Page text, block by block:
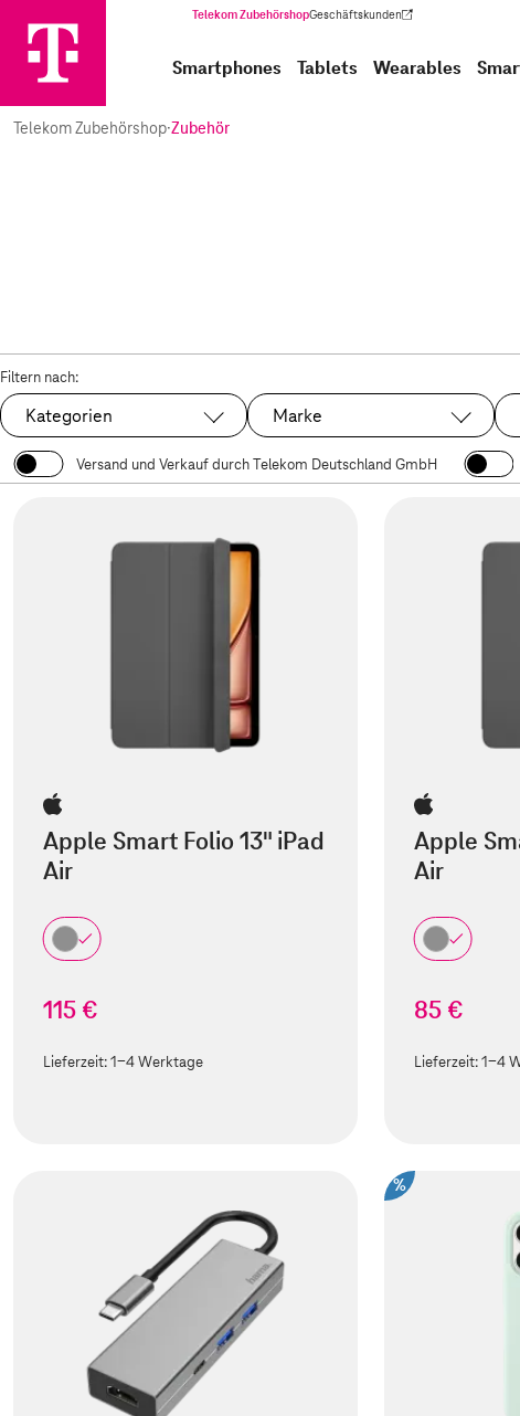
Telekom ZubehörshopGeschäftskunden
(Wird in einem neuen Tab geöffnet)
Smartphones Tablets Wearables
Telekom Zubehörshop·Zubehör
Filtern nach:
Kategorien Marke
Versand und Verkauf durch Telekom Deutschland GmbH
Apple Smart Folio 13" iPad
Air
115 €
Lieferzeit:1-4 Werktage
Apple
Air
85 €
Lieferzeit:1-4
%